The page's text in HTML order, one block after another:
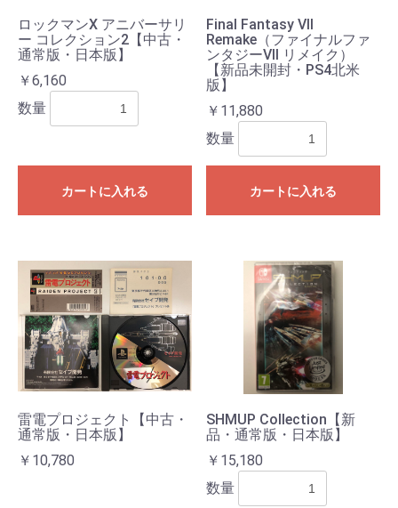
ロックマンX アニバーサリ
ー コレクション2【中古・
通常版・日本版】
￥6,160
数量
カートに入れる
Final Fantasy VII
Remake（ファイナルファ
ンタジーVII リメイク）
【新品未開封・PS4北米
版】
￥11,880
数量
カートに入れる
雷電プロジェクト【中古・
通常版・日本版】
￥10,780
SHMUP Collection【新
品・通常版・日本版】
￥15,180
数量